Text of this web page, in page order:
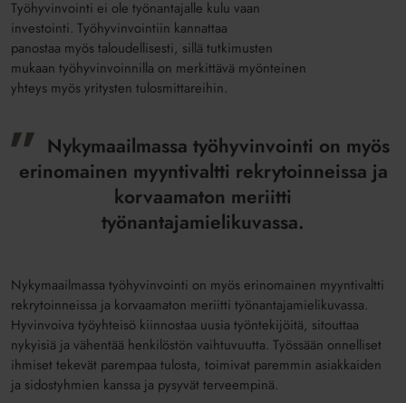
Työhyvinvointi ei ole työnantajalle kulu vaan
investointi. Työhyvinvointiin kannattaa
panostaa myös taloudellisesti, sillä tutkimusten
mukaan työhyvinvoinnilla on merkittävä myönteinen
yhteys myös yritysten tulosmittareihin.
Nykymaailmassa työhyvinvointi on myös
erinomainen myyntivaltti rekrytoinneissa ja
korvaamaton meriitti
työnantajamielikuvassa.
Nykymaailmassa työhyvinvointi on myös erinomainen myyntivaltti
rekrytoinneissa ja korvaamaton meriitti työnantajamielikuvassa.
Hyvinvoiva työyhteisö kiinnostaa uusia työntekijöitä, sitouttaa
nykyisiä ja vähentää henkilöstön vaihtuvuutta. Työssään onnelliset
ihmiset tekevät parempaa tulosta, toimivat paremmin asiakkaiden
ja sidostyhmien kanssa ja pysyvät terveempinä.